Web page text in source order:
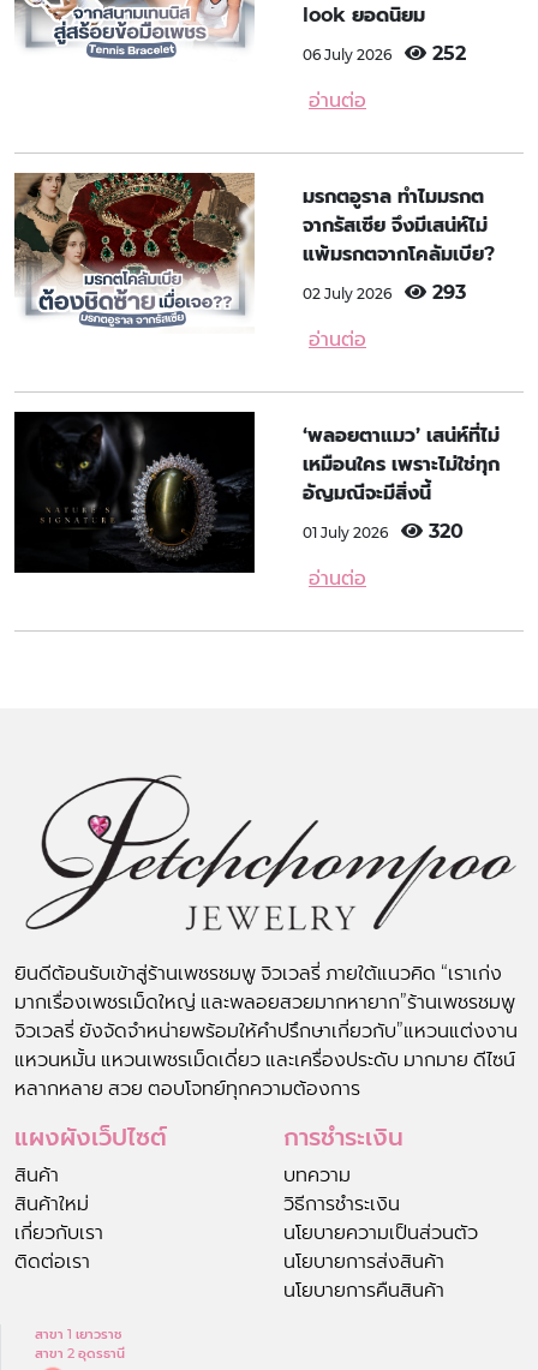
look ยอดนิยม
06 July 2026 252
อ่านต่อ
มรกตอูราล ทำไมมรกต
จากรัสเซีย จึงมีเสน่ห์ไม่
แพ้มรกตจากโคลัมเบีย?
02 July 2026 293
อ่านต่อ
‘พลอยตาแมว’ เสน่ห์ที่ไม่
เหมือนใคร เพราะไม่ใช่ทุก
อัญมณีจะมีสิ่งนี้
01 July 2026 320
อ่านต่อ
ยินดีต้อนรับเข้าสู่ร้านเพชรชมพู จิวเวลรี่ ภายใต้แนวคิด “เราเก่ง
มากเรื่องเพชรเม็ดใหญ่ และพลอยสวยมากหายาก”ร้านเพชรชมพู
จิวเวลรี่ ยังจัดจำหน่ายพร้อมให้คำปรึกษาเกี่ยวกับ”แหวนแต่งงาน
แหวนหมั้น แหวนเพชรเม็ดเดี่ยว และเครื่องประดับ มากมาย ดีไซน์
หลากหลาย สวย ตอบโจทย์ทุกความต้องการ
แผงผังเว็ปไซต์
สินค้า
สินค้าใหม่
เกี่ยวกับเรา
ติดต่อเรา
การชำระเงิน
บทความ
วิธีการชำระเงิน
นโยบายความเป็นส่วนตัว
นโยบายการส่งสินค้า
นโยบายการคืนสินค้า
สาขา 1 เยาวราช
สาขา 2 อุดรธานี